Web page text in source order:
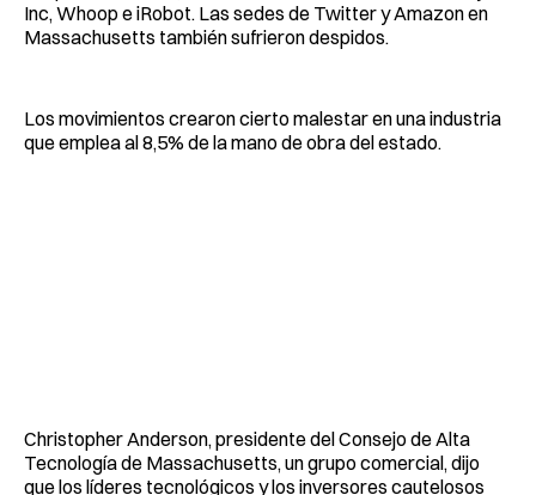
Inc, Whoop e iRobot. Las sedes de Twitter y Amazon en
Massachusetts también sufrieron despidos.
Los movimientos crearon cierto malestar en una industria
que emplea al 8,5% de la mano de obra del estado.
Christopher Anderson, presidente del Consejo de Alta
Tecnología de Massachusetts, un grupo comercial, dijo
que los líderes tecnológicos y los inversores cautelosos